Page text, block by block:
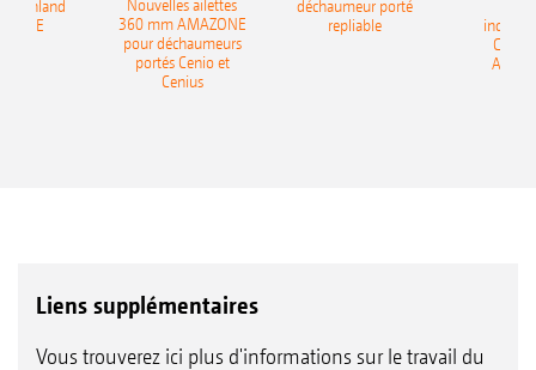
Onland
Nouvelles ailettes
360 mm AMAZONE
pour déchaumeurs
portés Cenio et
Cenius
déchaumeur porté
repliable
Liens supplémentaires
Vous trouverez ici plus d'informations sur le travail du